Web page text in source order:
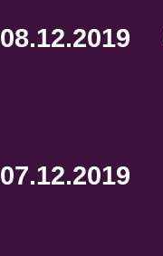
08.12.2019
07.12.2019